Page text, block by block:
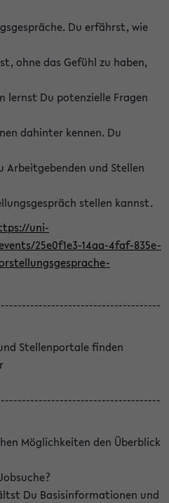
Du erfährst, wie
ohne das Gefühl zu haben,
lernst Du potenzielle Fragen
dahinter kennen. Du
Arbeitgebenden und Stellen
stellen kannst.
uni-
25e0f1e3-14aa-4faf-835e-
Stellenportale finden
Möglichkeiten den Überblick
Du Basisinformationen und